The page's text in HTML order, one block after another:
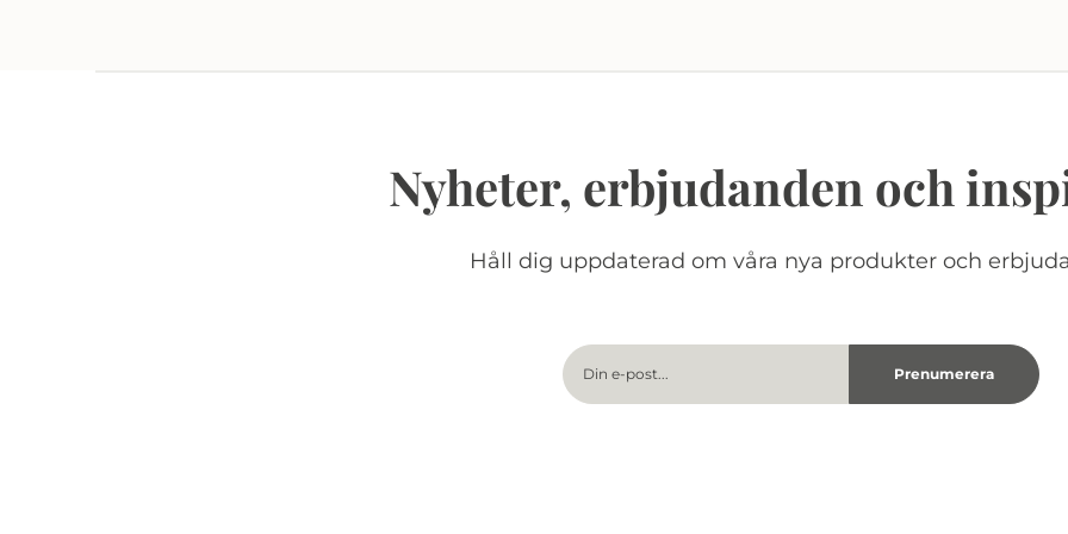
Nyheter, erbjudanden och
Håll dig uppdaterad om våra nya produkter och